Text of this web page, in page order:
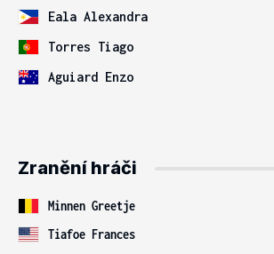
Eala Alexandra
Torres Tiago
Aguiard Enzo
Zranění hráči
Minnen Greetje
Tiafoe Frances